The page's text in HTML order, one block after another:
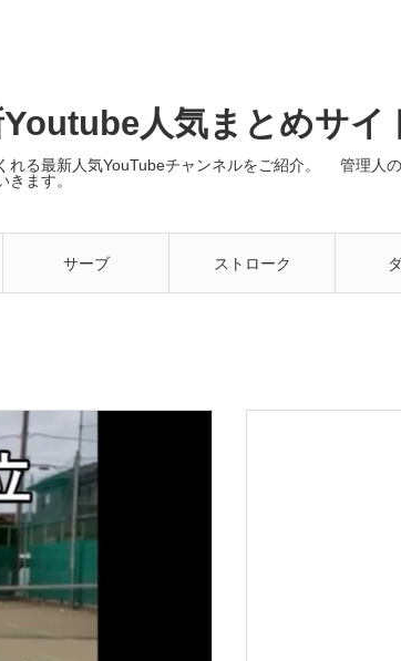
人気まとめサイ
る最新人気YouTubeチャンネルをご紹介。 管理人
きます。
サーブ ストローク